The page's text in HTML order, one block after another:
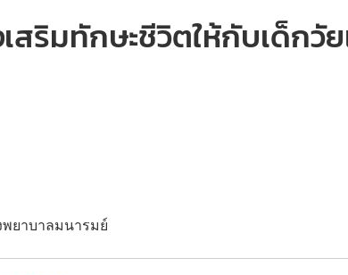
สริมทักษะชีวิตให้กับเด็กวั
ยาบาลมนารมย์